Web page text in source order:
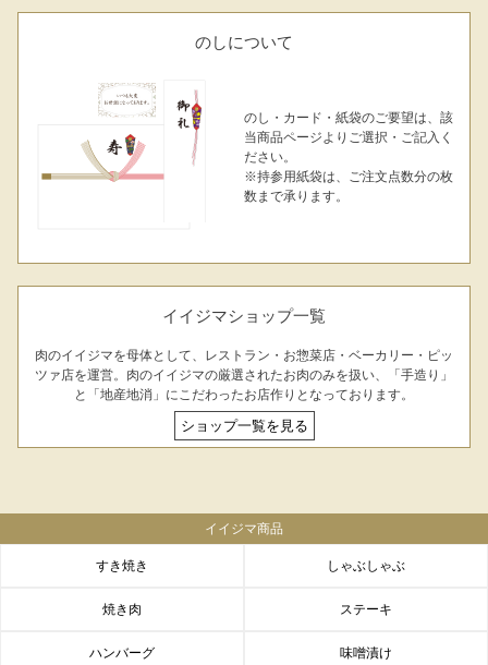
高級肉ギフト 法人ギフト
LINEギフト ふるさと納税
のしについて
のし・カード・紙袋のご要望は、該
当商品ページよりご選択・ご記入く
ださい。
※持参用紙袋は、ご注文点数分の枚
数まで承ります。
イイジマショップ一覧
肉のイイジマを母体として、レストラン・お惣菜店・ベーカリー・ピッ
ツァ店を運営。肉のイイジマの厳選されたお肉のみを扱い、「手造り」
と「地産地消」にこだわったお店作りとなっております。
ショップ一覧を見る
イイジマ商品
すき焼き しゃぶしゃぶ
焼き肉 ステーキ
ハンバーグ 味噌漬け